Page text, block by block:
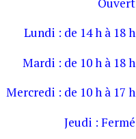
Lundi : de 14 h à 18 h
Mardi : de 10 h à 18 h
Mercredi : de 10 h à 17 h
Jeudi : Fermé